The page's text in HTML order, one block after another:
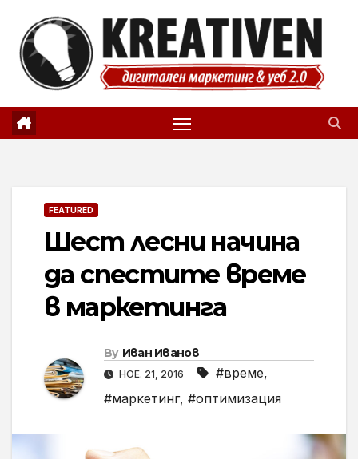
content
FEATURED
Шест лесни начина
да спестите време
в маркетинга
By Иван Иванов
НОЕ. 21, 2016 #време,
#маркетинг, #оптимизация